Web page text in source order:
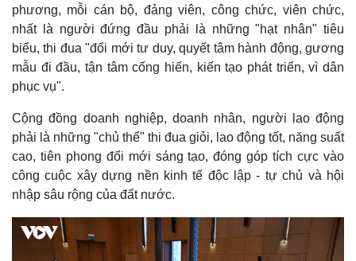
Kinh tế
Bất động sản
Thị trường
Giá vàng
phương, mỗi cán bộ, đảng viên, công chức, viên chức,
nhất là người đứng đầu phải là những "hạt nhân" tiêu
biểu, thi đua "đổi mới tư duy, quyết tâm hành động, gương
mẫu đi đầu, tận tâm cống hiến, kiến tạo phát triển, vì dân
phục vụ".
Cộng đồng doanh nghiệp, doanh nhân, người lao động
phải là những "chủ thể" thi đua giỏi, lao động tốt, năng suất
cao, tiên phong đổi mới sáng tạo, đóng góp tích cực vào
công cuộc xây dựng nền kinh tế độc lập - tự chủ và hội
nhập sâu rộng của đất nước.